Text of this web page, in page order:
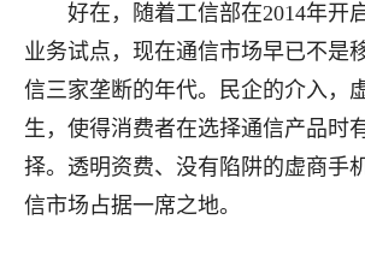
好在，随着工信部在2014年开
业务试点，现在通信市场早已不是
信三家垄断的年代。民企的介入，
生，使得消费者在选择通信产品时
择。透明资费、没有陷阱的虚商手
信市场占据一席之地。